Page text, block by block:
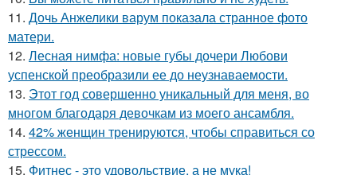
11. Дочь Анжелики варум показала странное фото
матери.
12. Лесная нимфа: новые губы дочери Любови
успенской преобразили ее до неузнаваемости.
13. Этот год совершенно уникальный для меня, во
многом благодаря девочкам из моего ансамбля.
14. 42% женщин тренируются, чтобы справиться со
стрессом.
15. Фитнес - это удовольствие, а не мука!